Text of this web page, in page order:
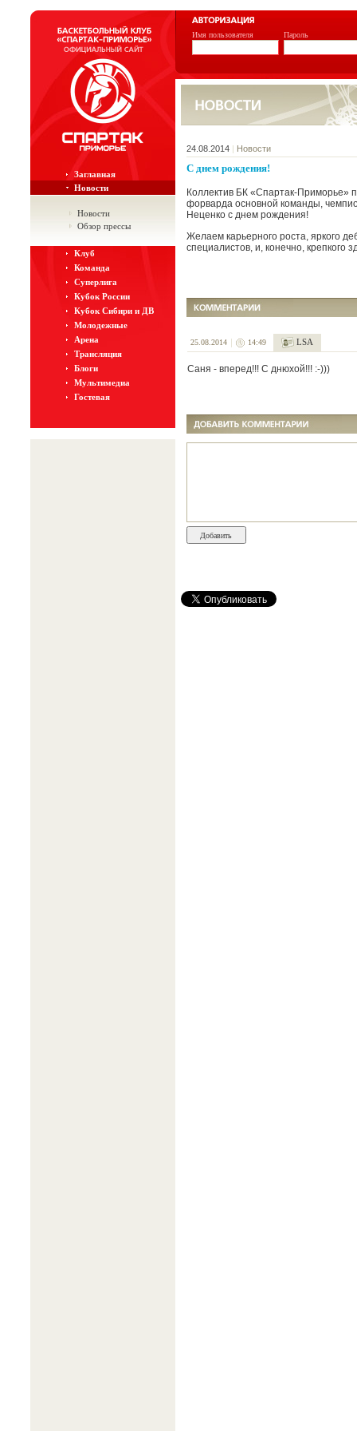
Имя пользователя Пароль
Заглавная
Новости
Новости
Обзор прессы
Клуб
Команда
Суперлига
Кубок России
Кубок Сибири и ДВ
Молодежные
Арена
Трансляция
Блоги
Мультимедиа
Гостевая
24.08.2014 | Новости
С днем рождения!
Коллектив БК «Спартак-Приморье»
форварда основной команды,
Неценко с днем рождения!
Желаем карьерного роста, яркого
специалистов, и, конечно, крепкого
25.08.2014 14:49 LSA
Саня - вперед!!! С днюхой!!! :-)))